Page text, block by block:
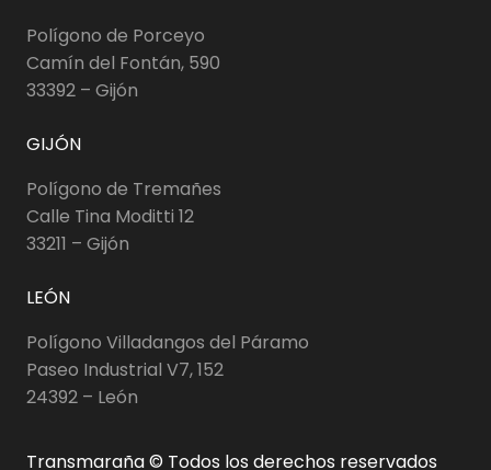
Polígono de Porceyo
Camín del Fontán, 590
33392 – Gijón
GIJÓN
Polígono de Tremañes
Calle Tina Moditti 12
33211 – Gijón
LEÓN
Polígono Villadangos del Páramo
Paseo Industrial V7, 152
24392 – León
Transmaraña © Todos los derechos reservados